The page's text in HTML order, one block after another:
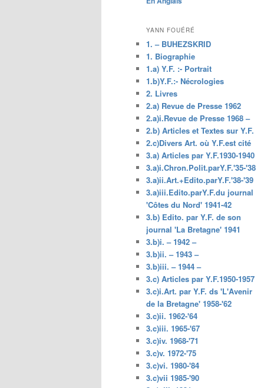
principal
YANN FOUÉRÉ
1. – BUHEZSKRID
1. Biographie
1.a) Y.F. :- Portrait
1.b)Y.F.:- Nécrologies
2. Livres
2.a) Revue de Presse 1962
2.a)i.Revue de Presse 1968 –
2.b) Articles et Textes sur Y.F.
2.c)Divers Art. où Y.F.est cité
3.a) Articles par Y.F.1930-1940
3.a)i.Chron.Polit.parY.F.'35-'38
3.a)ii.Art.+Edito.parY.F.'38-'39
3.a)iii.Edito.parY.F.du journal
'Côtes du Nord' 1941-42
3.b) Edito. par Y.F. de son
journal 'La Bretagne' 1941
3.b)i. – 1942 –
3.b)ii. – 1943 –
3.b)iii. – 1944 –
3.c) Articles par Y.F.1950-1957
3.c)i.Art. par Y.F. ds 'L'Avenir
de la Bretagne' 1958-'62
3.c)ii. 1962-'64
3.c)iii. 1965-'67
3.c)iv. 1968-'71
3.c)v. 1972-'75
3.c)vi. 1980-'84
3.c)vii 1985-'90